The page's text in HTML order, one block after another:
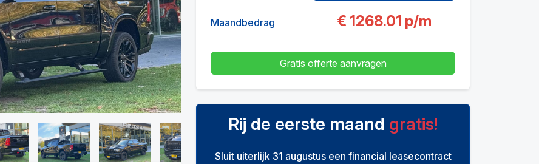
Maandbedrag € 1268.01 p/m
Gratis offerte aanvragen
Rij de eerste maand gratis!
Sluit uiterlijk 31 augustus een financial leasecontract